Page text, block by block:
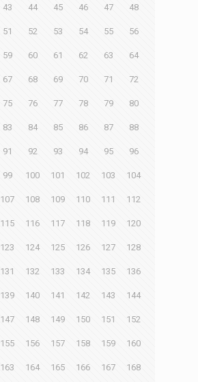
43 44 45 46 47 48
51 52 53 54 55 56
59 60 61 62 63 64
67 68 69 70 71 72
75 76 77 78 79 80
83 84 85 86 87 88
91 92 93 94 95 96
99 100 101 102 103 104
107 108 109 110 111 112
115 116 117 118 119 120
123 124 125 126 127 128
131 132 133 134 135 136
139 140 141 142 143 144
147 148 149 150 151 152
155 156 157 158 159 160
163 164 165 166 167 168